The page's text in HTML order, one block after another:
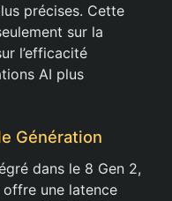
précises. Cette
sur la
l’efficacité
AI plus
Génération
dans le 8 Gen 2,
une latence